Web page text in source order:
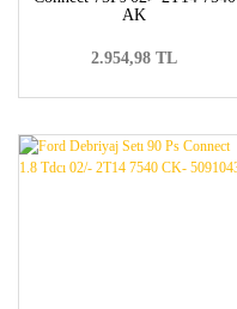
AK
2.954,98 TL